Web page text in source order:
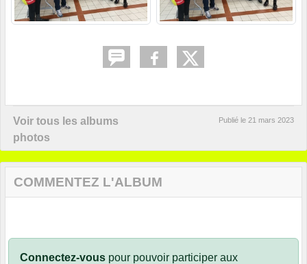
Voir tous les albums
photos
Publié le 21 mars 2023
COMMENTEZ L'ALBUM
Connectez-vous pour pouvoir participer aux